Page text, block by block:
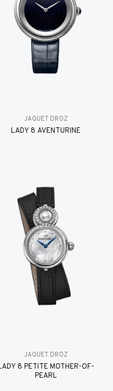
JAQUET DROZ
LADY 8 AVENTURINE
JAQUET DROZ
8 PETITE MOTHER-OF-
PEARL